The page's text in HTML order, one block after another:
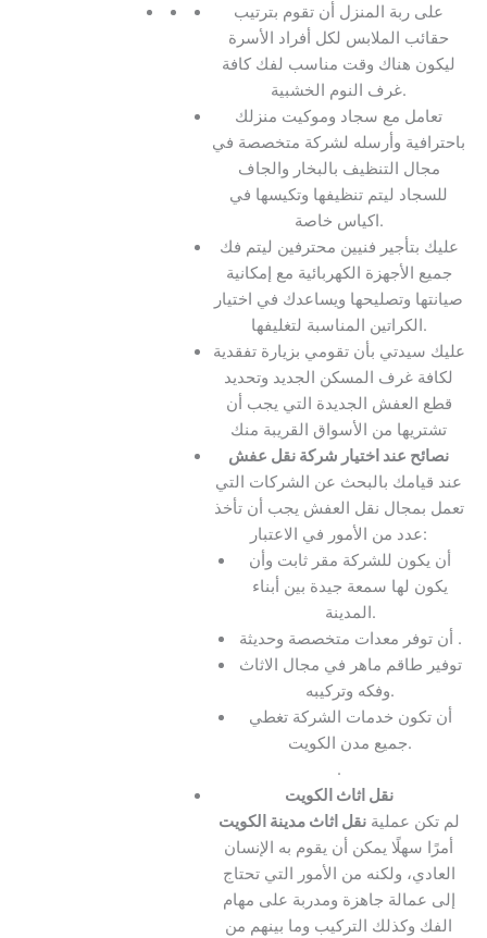
على ربة المنزل أن تقوم بترتيب
حقائب الملابس لكل أفراد الأسرة
ليكون هناك وقت مناسب لفك كافة
غرف النوم الخشبية.
تعامل مع سجاد وموكيت منزلك
باحترافية وأرسله لشركة متخصصة في
مجال التنظيف بالبخار والجاف
للسجاد ليتم تنظيفها وتكيسها في
اكياس خاصة.
عليك بتأجير فنيين محترفين ليتم فك
جميع الأجهزة الكهربائية مع إمكانية
صيانتها وتصليحها ويساعدك في اختيار
الكراتين المناسبة لتغليفها.
عليك سيدتي بأن تقومي بزيارة تفقدية
لكافة غرف المسكن الجديد وتحديد
قطع العفش الجديدة التي يجب أن
تشتريها من الأسواق القريبة منك
نصائح عند اختيار شركة نقل عفش
عند قيامك بالبحث عن الشركات التي
تعمل بمجال نقل العفش يجب أن تأخذ
عدد من الأمور في الاعتبار:
أن يكون للشركة مقر ثابت وأن
يكون لها سمعة جيدة بين أبناء
المدينة.
أن توفر معدات متخصصة وحديثة .
توفير طاقم ماهر في مجال الاثاث
وفكه وتركيبه.
أن تكون خدمات الشركة تغطي
جميع مدن الكويت.
.
نقل اثاث الكويت
لم تكن عمليةنقل اثاث مدينة الكويت
أمرًا سهلًا يمكن أن يقوم به الإنسان
العادي، ولكنه من الأمور التي تحتاج
إلى عمالة جاهزة ومدربة على مهام
الفك وكذلك التركيب وما بينهم من